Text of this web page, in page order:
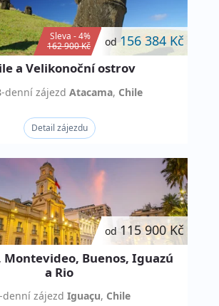
Sleva - 4%
162 900 Kč
od 156 384 Kč
a Velikonoční ostrov
-denní zájezd Atacama, Chile
Detail zájezdu
od 115 900 Kč
Montevideo, Buenos, Iguazú
a Rio
-denní zájezd Iguaçu, Chile